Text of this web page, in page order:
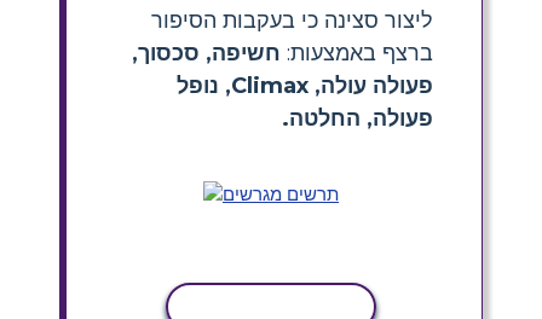
ליצור סצינה כי בעקבות הסיפור
ברצף באמצעות: חשיפה, סכסוך,
פעולה עולה, Climax, נופל
פעולה, החלטה.